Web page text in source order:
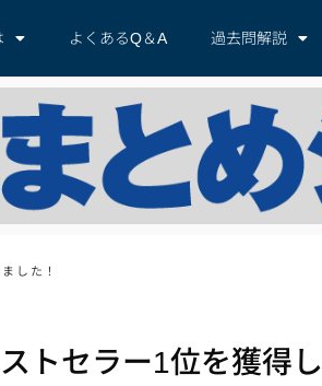
よくあるQ＆A 過去問解説
した！
トセラー1位を獲得し